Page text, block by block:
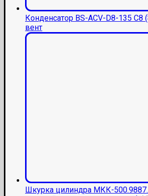
Конденсатор BS-ACV-D8-135 C8
вент
Шкурка цилиндра МКК-